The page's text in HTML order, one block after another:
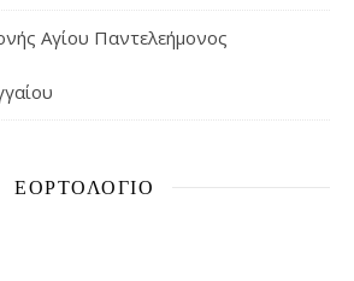
Αγίου Παντελεήμονος
ΕΟΡΤΟΛΌΓΙΟ